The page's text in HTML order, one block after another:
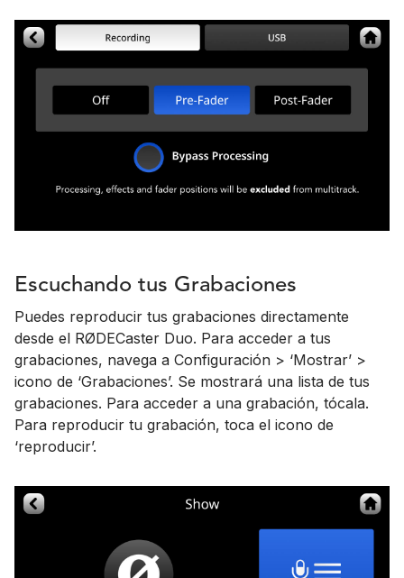
Escuchando tus Grabaciones
Puedes reproducir tus grabaciones directamente
desde el RØDECaster Duo. Para acceder a tus
grabaciones, navega a Configuración > ‘Mostrar’ >
icono de ‘Grabaciones’. Se mostrará una lista de tus
grabaciones. Para acceder a una grabación, tócala.
Para reproducir tu grabación, toca el icono de
‘reproducir’.